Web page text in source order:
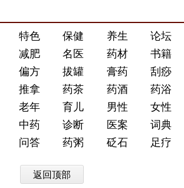
特色 保健 养生
论坛
减肥 名医 药材
书籍
偏方 拔罐 膏药
刮痧
推拿 药茶 药酒
药浴
老年 育儿 男性
女性
中药 诊断 医案
词典
问答 药粥 砭石 足疗
返回顶部